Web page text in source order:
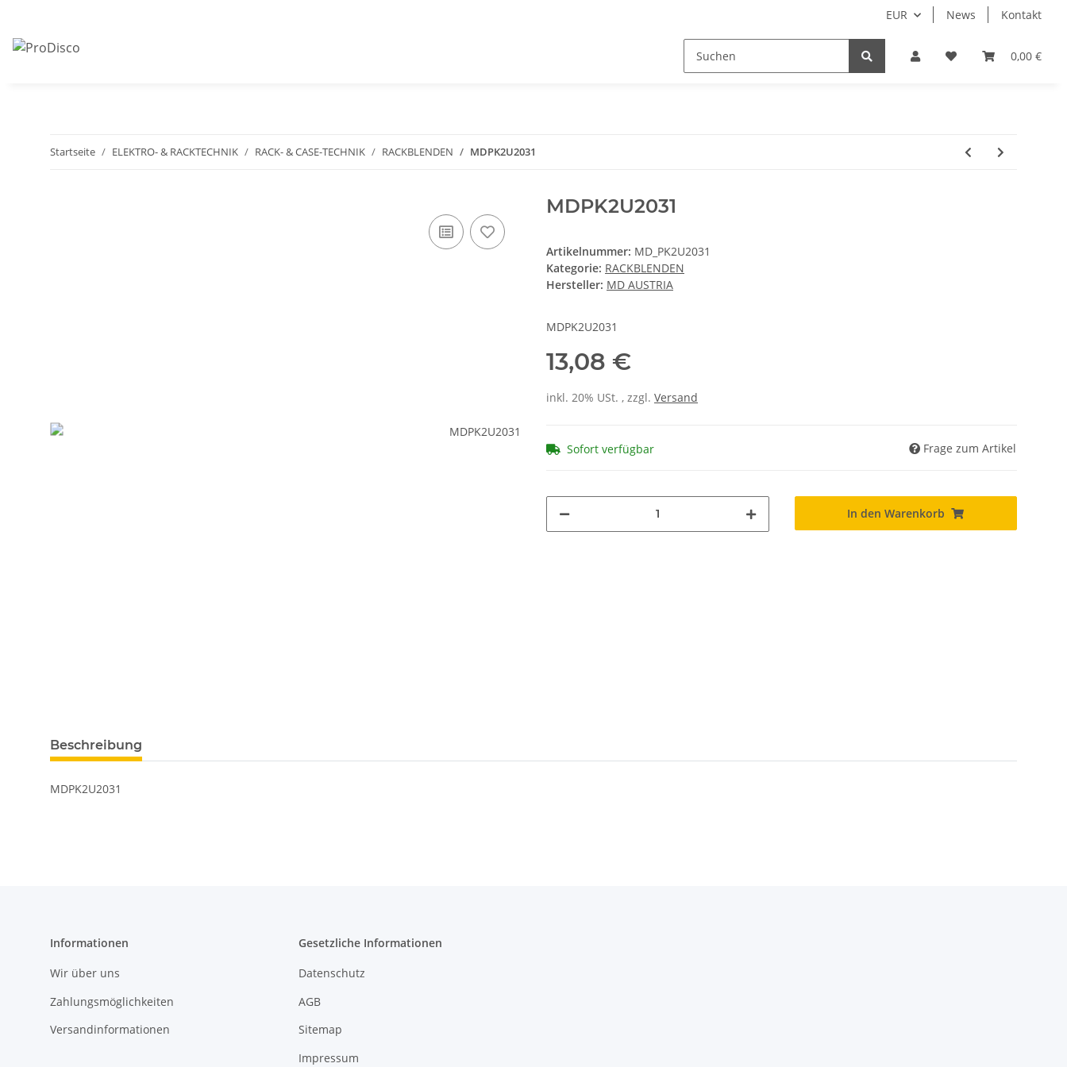
EUR News Kontakt
0,00 €
Startseite ELEKTRO- & RACKTECHNIK RACK- & CASE-TECHNIK RACKBLENDEN MDPK2U2031
MDPK2U2031
Artikelnummer: MD_PK2U2031
Kategorie: RACKBLENDEN
Hersteller: MD AUSTRIA
MDPK2U2031
13,08 €
inkl. 20% USt. , zzgl. Versand
Sofort verfügbar Frage zum Artikel
In den Warenkorb
Beschreibung
MDPK2U2031
Informationen
Wir über uns
Zahlungsmöglichkeiten
Versandinformationen
Gesetzliche Informationen
Datenschutz
AGB
Sitemap
Impressum